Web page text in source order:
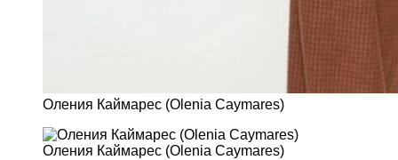
Оления Каймарес (Olenia Caymares)
Оления Каймарес (Olenia Caymares)